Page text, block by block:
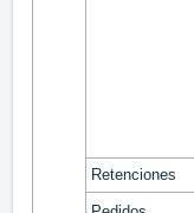
Retenciones